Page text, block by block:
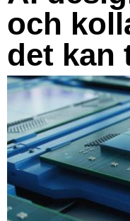
och
det kan